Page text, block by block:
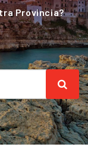
Provincia?
Provincia?